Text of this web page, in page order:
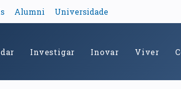
Alumni Universidade
Investigar Inovar Viver